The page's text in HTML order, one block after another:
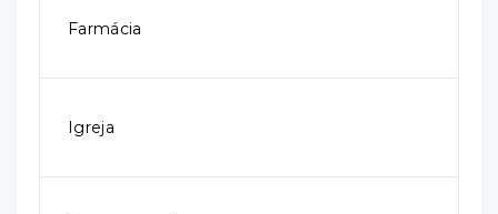
Farmácia
Igreja